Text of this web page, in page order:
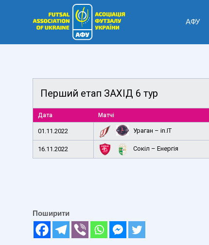
АФУ
Перший етап ЗАХІД 6 тур
Дата Матчі
01.11.2022 Ураган – in.IT
16.11.2022 Сокіл – Енергія
Поширити